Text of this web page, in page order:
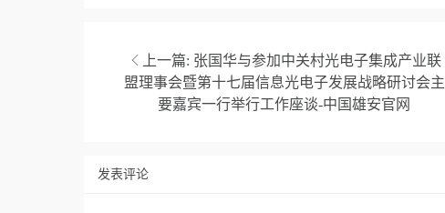
上一篇: 张国华与参加中关村光电子集成产业联
盟理事会暨第十七届信息光电子发展战略研讨会主
要嘉宾一行举行工作座谈-中国雄安官网
发表评论